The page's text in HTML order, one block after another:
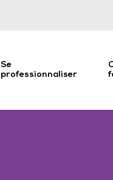
Se
professionnaliser